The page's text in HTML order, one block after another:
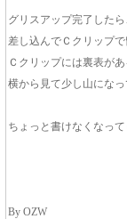
グリスアップ完了した
差し込んでＣクリップ
Ｃクリップには裏表が
横から見て少し山になっ
ちょっと書けなくなっ
By OZW